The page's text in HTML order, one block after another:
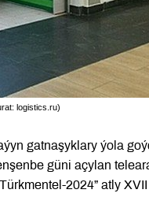
logistics.ru)
gatnaşyklary ýola
güni açylan
2024” atly